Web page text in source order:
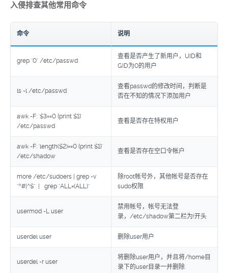
入侵排查其他常用命令
命令 说明
grep "0" /etc/passwd
查看是否产生了新用户，UID和
GID为0的用户
ls -l /etc/passwd
查看passwd的修改时间，判断是
否在不知的情况下添加用户
awk -F: '$3==0 {print $1}'
/etc/passwd
查看是否存在特权用户
awk -F: 'length($2)==0 {print $1}'
/etc/shadow
查看是否存在空口令帐户
more /etc/sudoers | grep -v
"^#|^$" | grep "ALL=(ALL)"
除root帐号外，其他帐号是否存在
sudo权限
usermod -L user
禁用帐号，帐号无法登
录，/etc/shadow第二栏为!开头
userdel user 删除user用户
userdel -r user
将删除user用户，并且将/home目
录下的user目录一并删除